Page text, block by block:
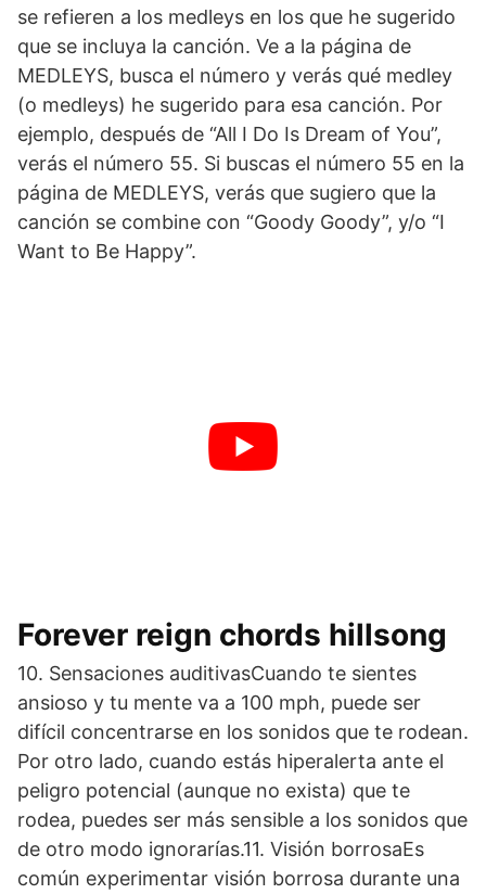
se refieren a los medleys en los que he sugerido
que se incluya la canción. Ve a la página de
MEDLEYS, busca el número y verás qué medley
(o medleys) he sugerido para esa canción. Por
ejemplo, después de “All I Do Is Dream of You”,
verás el número 55. Si buscas el número 55 en la
página de MEDLEYS, verás que sugiero que la
canción se combine con “Goody Goody”, y/o “I
Want to Be Happy”.
Forever reign chords hillsong
10. Sensaciones auditivasCuando te sientes
ansioso y tu mente va a 100 mph, puede ser
difícil concentrarse en los sonidos que te rodean.
Por otro lado, cuando estás hiperalerta ante el
peligro potencial (aunque no exista) que te
rodea, puedes ser más sensible a los sonidos que
de otro modo ignorarías.11. Visión borrosaEs
común experimentar visión borrosa durante una